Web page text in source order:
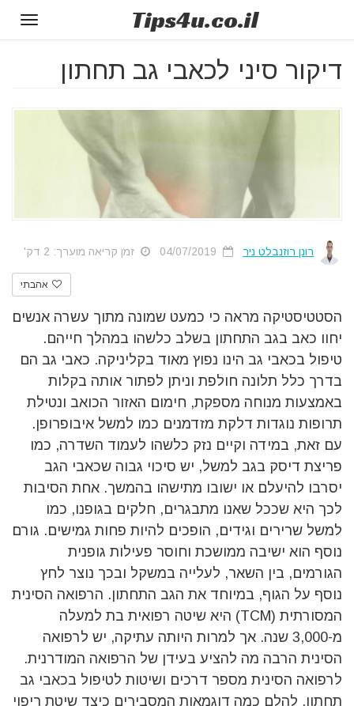
Tips4u.co.il
דיקור סיני לכאבי גב תחתון
רונן רוזנבלט ניר זמן קריאה מוערך: 2 דק'
אהבתי
הסטטיסטיקה מראה כי כמעט שמונה מתוך עשרה אנשים
יחוו כאב בגב התחתון בשלב כלשהו במהלך חייהם.
טיפול בכאבי גב הינו נפוץ מאוד בקליניקה. כאבי גב הם
בדרך כלל תלונה חולפת וניתן לפתור אותה בקלות
באמצעות מנוחה מספקת, חימום האזור הכואב ונטילת
תרופות נוגדות דלקת מזדמנים כמו למשל איבופרופן.
עם זאת, במידה וקיים נזק כלשהו לעמוד השדרה, כמו
פריצת דיסק בגב למשל, יש סיכוי גבוה שכאבי הגב
יסרבו להיעלם או ישובו מתישהו בהמשך. אחת הסיבות
לכך היא שככל שאנו מתבגרים, חלקים בגופנו, כמו
למשל שרירים וגידים, הופכים להיות פחות גמישים. גורם
נוסף הוא ישיבה ממושכת וחוסר פעילות גופנית
הגורמים, בין השאר, לעלייה במשקל ובכך נוצר לחץ
נוסף על הגוף, במיוחד את הגב התחתון. הרפואה הסינית
המסורתית (TCM) היא שיטה רפואית בת למעלה
מ-3,000 שנה. אך למרות היותה עתיקה, יש לרפואה
הסינית הרבה מה להציע בעידן של הרפואה המודרנית.
לרפואה הסינית מספר דרכים ושיטות לטיפול בכאבי גב
תחתון. להלם כמה דוגמאות המסבירים כיצד שיטת ריפוי